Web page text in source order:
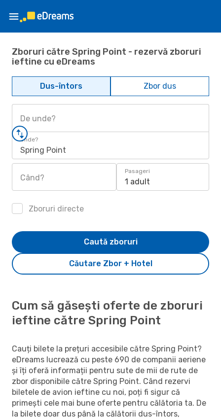
Zboruri către Spring Point - rezervă zboruri
ieftine cu eDreams
Dus-întors Zbor dus
De unde?
Unde?
Spring Point
Când?
Pasageri
1 adult
Zboruri directe
Căutare Zbor + Hotel
Caută zboruri
Cum să găsești oferte de zboruri
ieftine către Spring Point
Cauți bilete la prețuri accesibile către Spring Point?
eDreams lucrează cu peste 690 de companii aeriene
și îți oferă informații pentru sute de mii de rute de
zbor disponibile către Spring Point. Când rezervi
biletele de avion ieftine cu noi, poți fi sigur că
primești cele mai bune oferte pentru călătoria ta. De
la bilete doar dus până la călătorii dus-întors,